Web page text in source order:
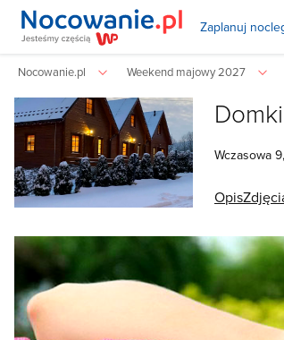
Zaplanuj
Nocowanie.pl Weekend majowy 2027
Wczasowa 9,
Opis